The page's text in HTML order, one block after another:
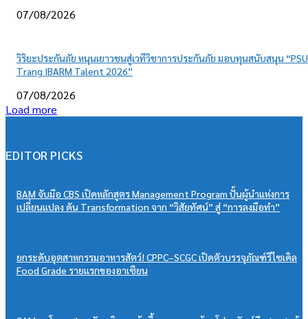
07/08/2026
วิริยะประกันภัย หนุนเยาวชนสู่เวทีวิชาการประกันภัย มอบทุนสนับสนุน “PSU
Trang IBARM Talent 2026”
07/08/2026
Load more
EDITOR PICKS
BAM จับมือ CBS เปิดหลักสูตร Management Program ปั้นผู้นำแห่งการ
เปลี่ยนแปลง ดัน Transformation จาก “วิสัยทัศน์” สู่ “การลงมือทำ”
ยกระดับอุตสาหกรรมอาหารสัตว์! CPPC–SCGC เปิดตัวบรรจุภัณฑ์รีไซเคิล
Food Grade รายแรกของอาเซียน